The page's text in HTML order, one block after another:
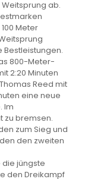
ab.
Meter
800-Meter-
2:20 Minuten
Reed mit
eine neue
Im
zu bremsen.
zum Sieg und
den zweiten
die jüngste
den Dreikampf